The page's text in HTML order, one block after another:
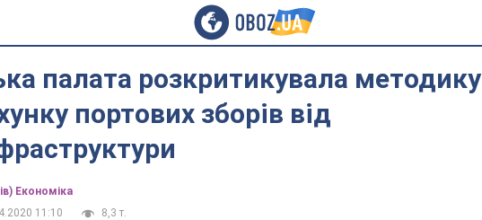
палата розкритикувала методику
портових зборів від
Економіка
11:10
8,3 т.